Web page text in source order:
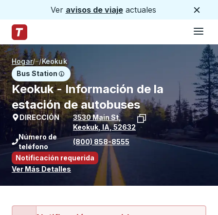
Ver avisos de viajeactuales
Página de inicio de Trailways
Hogar/ /Keokuk
Bus Station
Keokuk - Información de la
estación de autobuses
DIRECCIÓN 3530 Main St,
Keokuk IA,52632
Ver la ubicación de la parada en
Número de
teléfono
(800) 858-8555
Notificación requerida
Ver Más Detalles